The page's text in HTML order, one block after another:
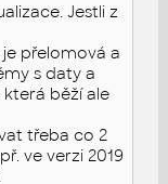
Jestli z
je přelomová a
s daty a
běží ale
třeba co 2
ve verzi 2019